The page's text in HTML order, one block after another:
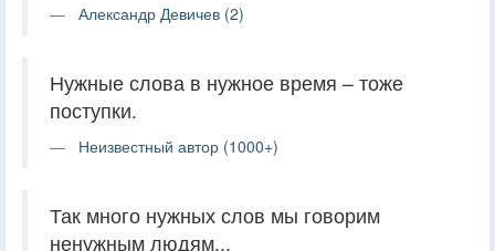
Александр Девичев (2)
Нужные слова в нужное время – тоже
поступки.
Неизвестный автор (1000+)
Так много нужных слов мы говорим
ненужным людям...